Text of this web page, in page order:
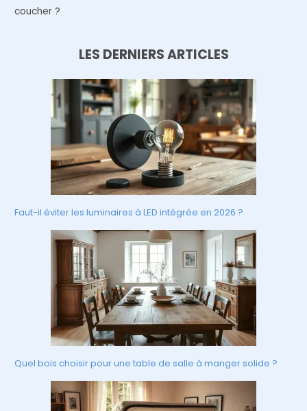
coucher ?
LES DERNIERS ARTICLES
Faut-il éviter les luminaires à LED intégrée en 2026 ?
Quel bois choisir pour une table de salle à manger solide ?